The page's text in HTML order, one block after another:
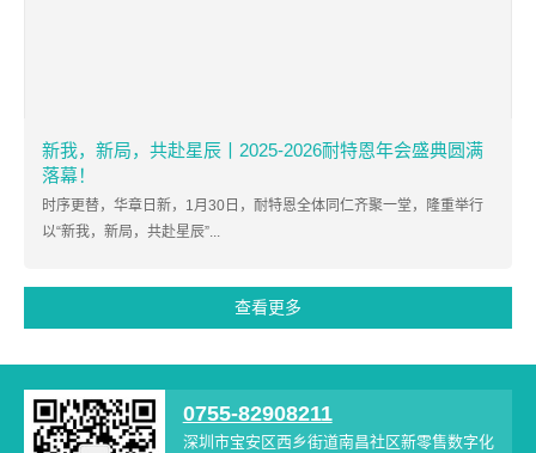
新我，新局，共赴星辰丨2025-2026耐特恩年会盛典圆满
落幕！
时序更替，华章日新，1月30日，耐特恩全体同仁齐聚一堂，隆重举行
以“新我，新局，共赴星辰”...
查看更多
0755-82908211
深圳市宝安区西乡街道南昌社区新零售数字化